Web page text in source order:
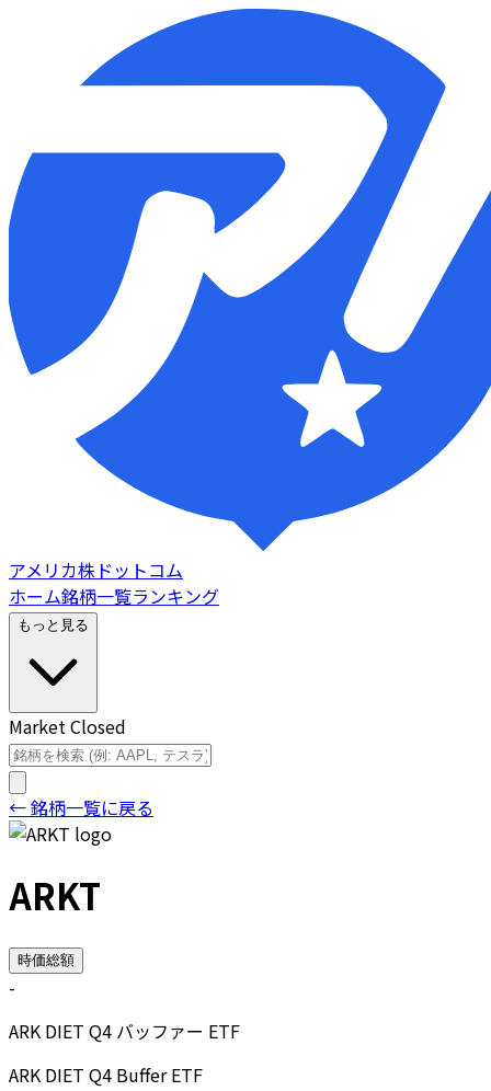
アメリカ株ドットコム
ホーム銘柄一覧ランキング
もっと見る
Market Closed
← 銘柄一覧に戻る
ARKT
時価総額
-
ARK DIET Q4 バッファー ETF
ARK DIET Q4 Buffer ETF